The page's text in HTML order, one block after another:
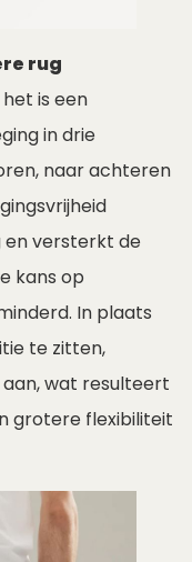
rug
is een
in drie
naar achteren
en versterkt de
kans op
In plaats
te zitten,
wat resulteert
grotere flexibiliteit